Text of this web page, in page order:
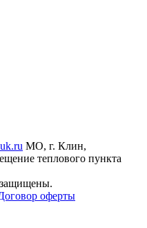
МО, г. Клин,
теплового пункта
оферты